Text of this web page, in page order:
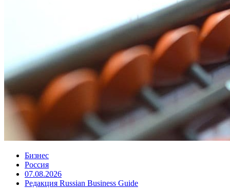
Бизнес
Россия
07.08.2026
Редакция Russian Business Guide